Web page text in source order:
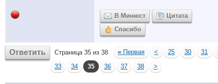
В Минюст
Цитата
Спасибо
Ответить Страница 35 из 38 « Первая < 25 30 31
33
34 35 36 37 38 >